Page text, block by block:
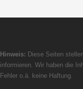
Hinweis: Diese Seiten
informieren. Wir haben die
Fehler o.ä. keine Haftung.